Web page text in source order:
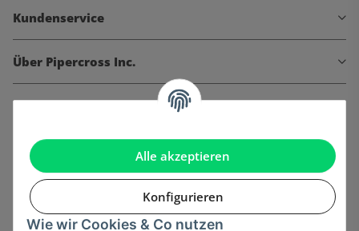
Alle akzeptieren
Konfigurieren
Wie wir Cookies & Co nutzen
Kundenservice
Über Pipercross Inc.
Informationen
Gesetzliche Informationen